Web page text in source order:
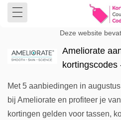
Deze website
Ameliorate
kortingscodes
Met 5 aanbiedingen in
bij Ameliorate en profiteer je
kortingen gelden voor tassen,